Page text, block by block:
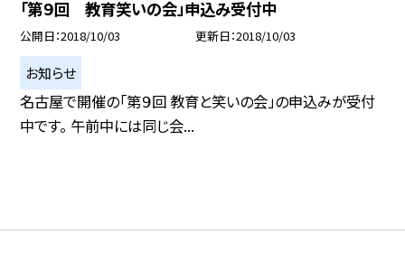
「第９回 教育笑いの会」申込み受付中
公開日 2018/10/03 更新日 2018/10/03
お知らせ
名古屋で開催の「第９回 教育と笑いの会」の申込みが受付
中です。 午前中には同じ会...